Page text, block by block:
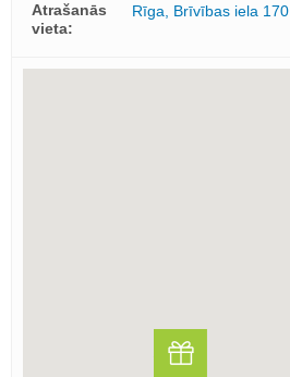
Atrašanās
vieta:
Rīga, Brīvības iela 170